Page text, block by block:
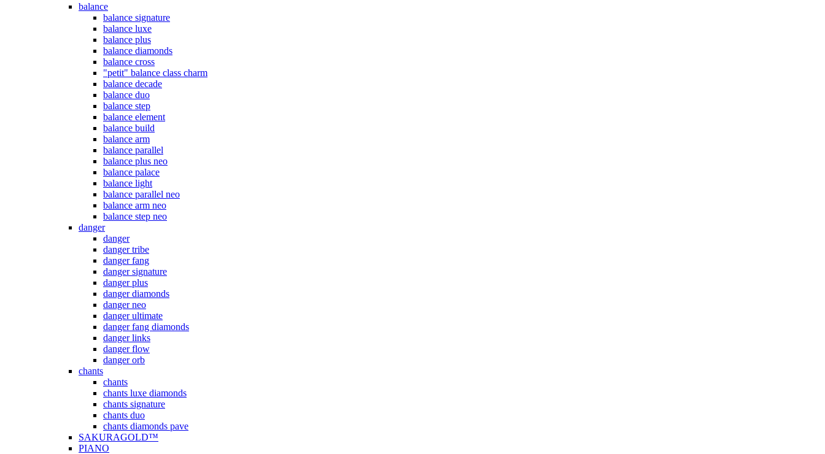
balance
balance signature
balance luxe
balance plus
balance diamonds
balance cross
"petit" balance class charm
balance decade
balance duo
balance step
balance element
balance build
balance arm
balance parallel
balance plus neo
balance palace
balance light
balance parallel neo
balance arm neo
balance step neo
danger
danger
danger tribe
danger fang
danger signature
danger plus
danger diamonds
danger neo
danger ultimate
danger fang diamonds
danger links
danger flow
danger orb
chants
chants
chants luxe diamonds
chants signature
chants duo
chants diamonds pave
SAKURAGOLD™
PIANO